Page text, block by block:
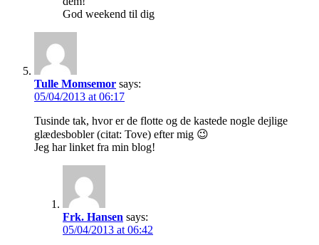
God weekend til dig
Tulle Momsemor says:
05/04/2013 at 06:17
Tusinde tak, hvor er de flotte og de kastede nogle dejlige
glædesbobler (citat: Tove) efter mig 😉
Jeg har linket fra min blog!
Frk. Hansen says:
05/04/2013 at 06:42